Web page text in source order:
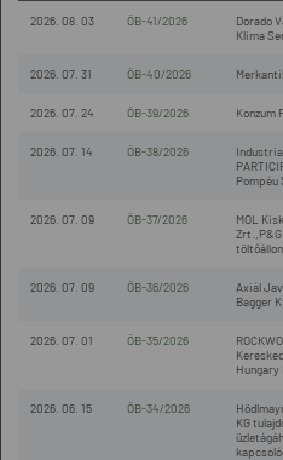
2026. 08. 03 ÖB-41/2026
Dorado
Klima
2026. 07. 31 ÖB-40/2026
2026. 07. 24 ÖB-39/2026 Konzum
2026. 07. 14 ÖB-38/2026
Pompéu
2026. 07. 09 ÖB-37/2026
MOL
2026. 07. 09 ÖB-36/2026
Axiál
Bagger
2026. 07. 01 ÖB-35/2026
2026. 06. 15 ÖB-34/2026
KG